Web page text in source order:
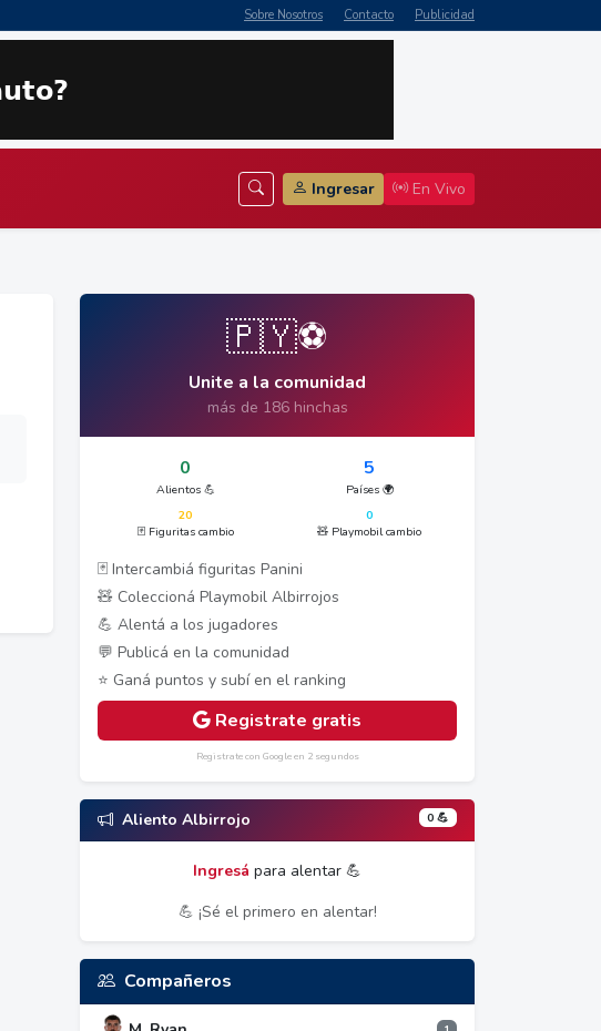
Sobre Nosotros Contacto Publicidad
Ingresar En Vivo
🇵🇾⚽
Unite a la comunidad
más de 186 hinchas
0
Alientos 💪
5
Países 🌍
20
🃏 Figuritas cambio
0
🧸 Playmobil cambio
🃏 Intercambiá figuritas Panini
🧸 Coleccioná Playmobil Albirrojos
💪 Alentá a los jugadores
💬 Publicá en la comunidad
⭐ Ganá puntos y subí en el ranking
Registrate gratis
Registrate con Google en 2 segundos
Aliento Albirrojo 0 💪
Ingresá para alentar 💪
💪 ¡Sé el primero en alentar!
Compañeros